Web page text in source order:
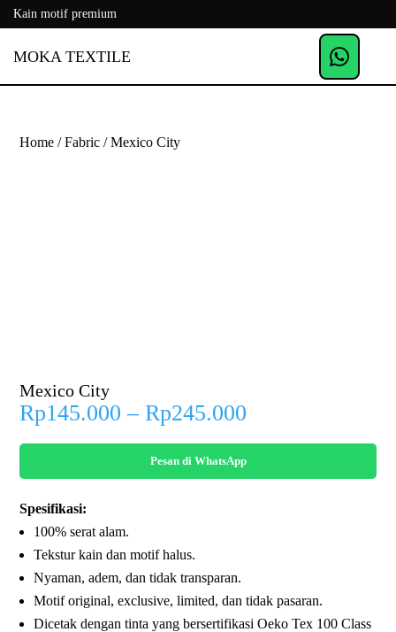
Kain motif premium
MOKA TEXTILE
Home /Fabric / Mexico City
Mexico City
Rp145.000 – Rp245.000
range:
Rp145.000
through
Pesan di WhatsApp
Spesifikasi:
100% serat alam.
Tekstur kain dan motif halus.
Nyaman, adem, dan tidak transparan.
Motif original, exclusive, limited, dan tidak pasaran.
Dicetak dengan tinta yang bersertifikasi Oeko Tex 100 Class